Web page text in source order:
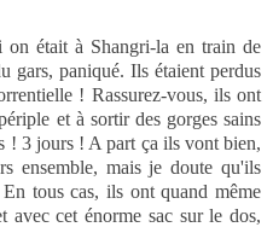
était à Shangri-la en train de
gars, paniqué. Ils étaient perdus
! Rassurez-vous, ils ont
et à sortir des gorges sains
! 3 jours ! A part ça ils vont bien,
ensemble, mais je doute qu'ils
tous cas, ils ont quand même
avec cet énorme sac sur le dos,